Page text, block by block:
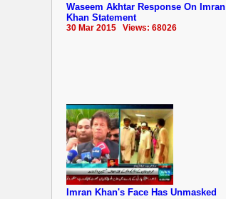
Waseem Akhtar Response On Imran
Khan Statement
30 Mar 2015 Views: 68026
Imran Khan's Face Has Unmasked